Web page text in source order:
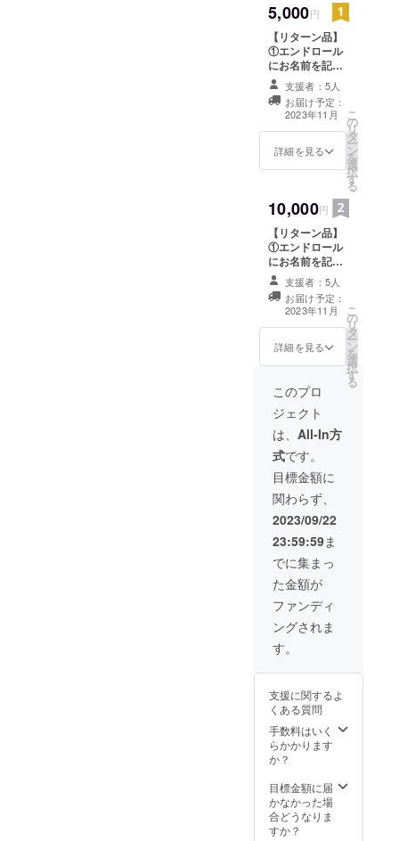
い。 ②パンフ
レットについて
数量:1冊 サイ
ズ:A5 ページ
数:8ページ程度
を予定 提供時期:
演奏会終了から3
週間以内に発送
※リターン品を辞
備考欄に入力く
ださい。
5,000円
【リターン品】
①エンドロール
にお名前を記載
②パンフレット
をお渡しします
③演奏会映像を
お渡しします
【詳細】 ①エン
ドロールのお名
前について エン
名前を備考欄に
ご入力くださ
い。 ②パンフ
レットについて
数量:1冊 サイ
ズ:A5 ページ
数:8ページ程度
を予定 提供時期:
演奏会終了から3
③演奏会の映像
について 収録時
提供方法:DVD
提供時期:演奏会
終了から3週間以
内に発送 ※リ
ターン品を辞退
される方は、備
考欄に入力くだ
さい。
支援者：5人
お届け予定：
2023年11月
詳細を見る
こ
の
リ
タ
ー
ン
を
選
択
す
る
10,000円
【リターン品】
①エンドロール
にお名前を記載
②パンフレット
をお渡しします
③演奏会映像を
お渡しします ④
座席チケットを
ご用意します
①エンドロール
のお名前につい
て エンドロール
に記載するご希
望のお名前を備
考欄にご入力く
ださい。 ②パン
フレットについ
て 数量:1冊 サイ
ズ:A5 ページ
を予定 提供時期:
演奏会終了から3
週間以内に発送
③演奏会の映像
について 収録時
間:約120分程度
提供方法:DVD
提供時期:演奏会
終了から3週間以
内に発送 ④座席
チケットについ
て クラウドファ
ンディング終了
後、郵送にてお
送りいたしま
す。(10月上〜中
リターン品を辞
退される方は、
備考欄に入力く
ださい。
支援者：5人
お届け予定：
2023年11月
詳細を見る
こ
の
リ
タ
ー
ン
を
選
択
す
る
このプロ
ジェクト
は、 All-In方
式です。
目標金額に
関わらず、
2023/09/22
23:59:59ま
でに集まっ
た金額が
ファンディ
ングされま
す。
支援に関するよ
くある質問
手数料はいく
らかかります
か？
目標金額に届
かなかった場
合どうなりま
すか？